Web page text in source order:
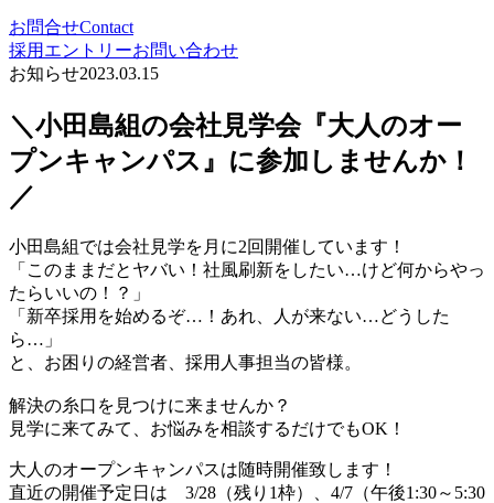
お問合せContact
採用エントリーお問い合わせ
お知らせ2023.03.15
＼小田島組の会社見学会『大人のオー
プンキャンパス』に参加しませんか！
／
小田島組では会社見学を月に2回開催しています！
「このままだとヤバい！社風刷新をしたい…けど何からやっ
たらいいの！？」
「新卒採用を始めるぞ…！あれ、人が来ない…どうした
ら…」
と、お困りの経営者、採用人事担当の皆様。
解決の糸口を見つけに来ませんか？
見学に来てみて、お悩みを相談するだけでもOK！
大人のオープンキャンパスは随時開催致します！
直近の開催予定日は 3/28（残り1枠）、4/7（午後1:30～5:30